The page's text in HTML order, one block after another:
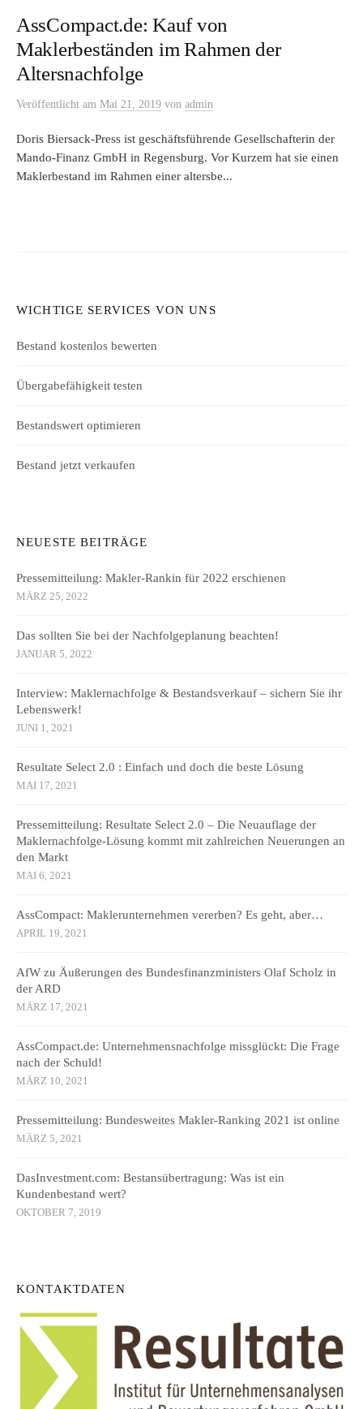
AssCompact.de: Kauf von
Maklerbeständen im Rahmen der
Altersnachfolge
Veröffentlicht am Mai 21, 2019 von admin
Doris Biersack-Press ist geschäftsführende Gesellschafterin der
Mando-Finanz GmbH in Regensburg. Vor Kurzem hat sie einen
Maklerbestand im Rahmen einer altersbe...
WICHTIGE SERVICES VON UNS
Bestand kostenlos bewerten
Übergabefähigkeit testen
Bestandswert optimieren
Bestand jetzt verkaufen
NEUESTE BEITRÄGE
Pressemitteilung: Makler-Rankin für 2022 erschienen
MÄRZ 25, 2022
Das sollten Sie bei der Nachfolgeplanung beachten!
JANUAR 5, 2022
Interview: Maklernachfolge & Bestandsverkauf – sichern Sie ihr
Lebenswerk!
JUNI 1, 2021
Resultate Select 2.0 : Einfach und doch die beste Lösung
MAI 17, 2021
Pressemitteilung: Resultate Select 2.0 – Die Neuauflage der
Maklernachfolge-Lösung kommt mit zahlreichen Neuerungen an
den Markt
MAI 6, 2021
AssCompact: Maklerunternehmen vererben? Es geht, aber…
APRIL 19, 2021
AfW zu Äußerungen des Bundesfinanzministers Olaf Scholz in
der ARD
MÄRZ 17, 2021
AssCompact.de: Unternehmensnachfolge missglückt: Die Frage
nach der Schuld!
MÄRZ 10, 2021
Pressemitteilung: Bundesweites Makler-Ranking 2021 ist online
MÄRZ 5, 2021
DasInvestment.com: Bestansübertragung: Was ist ein
Kundenbestand wert?
OKTOBER 7, 2019
KONTAKTDATEN